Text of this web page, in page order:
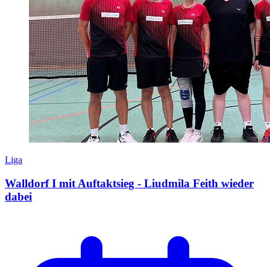
Liga
Walldorf I mit Auftaktsieg - Liudmila Feith wieder
dabei